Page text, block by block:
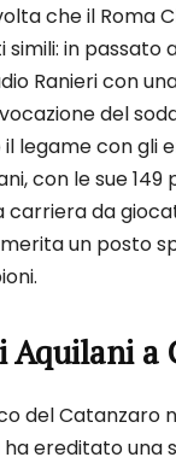
che il Roma
simili: in passato
Ranieri con
del
legame con gli
con le sue 149
carriera da
un posto
a
del Catanzaro
ereditato una